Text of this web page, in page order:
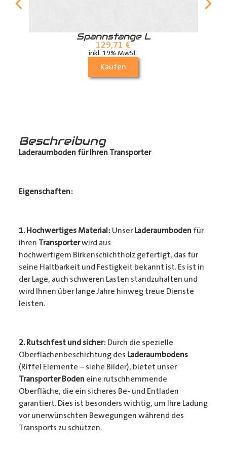
Spannstange L
129,71 €
inkl. 19% MwSt.
Kaufen
Beschreibung
Laderaumboden für Ihren Transporter
Eigenschaften:
1. Hochwertiges Material: Unser Laderaumbodenfür
ihren Transporterwird aus
hochwertigem Birkenschichtholz gefertigt, das für
seine Haltbarkeit und Festigkeit bekannt ist. Es ist in
der Lage, auch schweren Lasten standzuhalten und
wird Ihnen über lange Jahre hinweg treue Dienste
leisten.
2. Rutschfest und sicher: Durch die spezielle
Oberflächenbeschichtung des Laderaumbodens
(Riffel Elemente – siehe Bilder), bietet unser
Transporter Bodeneine rutschhemmende
Oberfläche, die ein sicheres Be- und Entladen
garantiert. Dies ist besonders wichtig, um Ihre Ladung
vor unerwünschten Bewegungen während des
Transports zu schützen.